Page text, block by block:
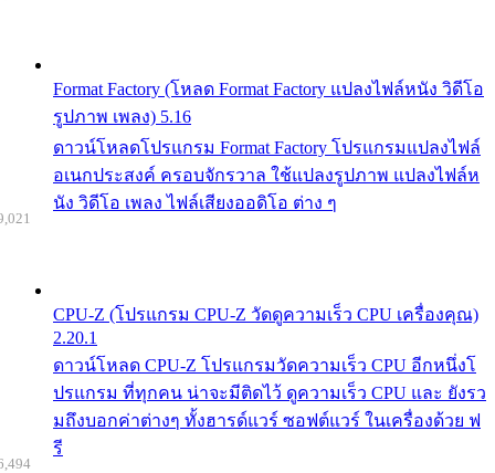
Format Factory (โหลด Format Factory แปลงไฟล์หนัง วิดีโอ
รูปภาพ เพลง) 5.16
ดาวน์โหลดโปรแกรม Format Factory โปรแกรมแปลงไฟล์
อเนกประสงค์ ครอบจักรวาล ใช้แปลงรูปภาพ แปลงไฟล์ห
นัง วิดีโอ เพลง ไฟล์เสียงออดิโอ ต่าง ๆ
CPU-Z (โปรแกรม CPU-Z วัดดูความเร็ว CPU เครื่องคุณ)
2.20.1
ดาวน์โหลด CPU-Z โปรแกรมวัดความเร็ว CPU อีกหนึ่งโ
ปรแกรม ที่ทุกคน น่าจะมีติดไว้ ดูความเร็ว CPU และ ยังรว
มถึงบอกค่าต่างๆ ทั้งฮารด์แวร์ ซอฟต์แวร์ ในเครื่องด้วย ฟ
รี